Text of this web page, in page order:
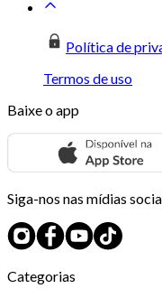
Política de
Termos de uso
Baixe o app
Siga-nos nas mídias
Categorias